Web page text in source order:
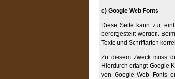
c) Google Web Fonts
Diese Seite kann zur
bereitgestellt werden.
Texte und Schriftarten
Zu diesem Zweck muss
Hierdurch erlangt Google
von Google Web Fonts